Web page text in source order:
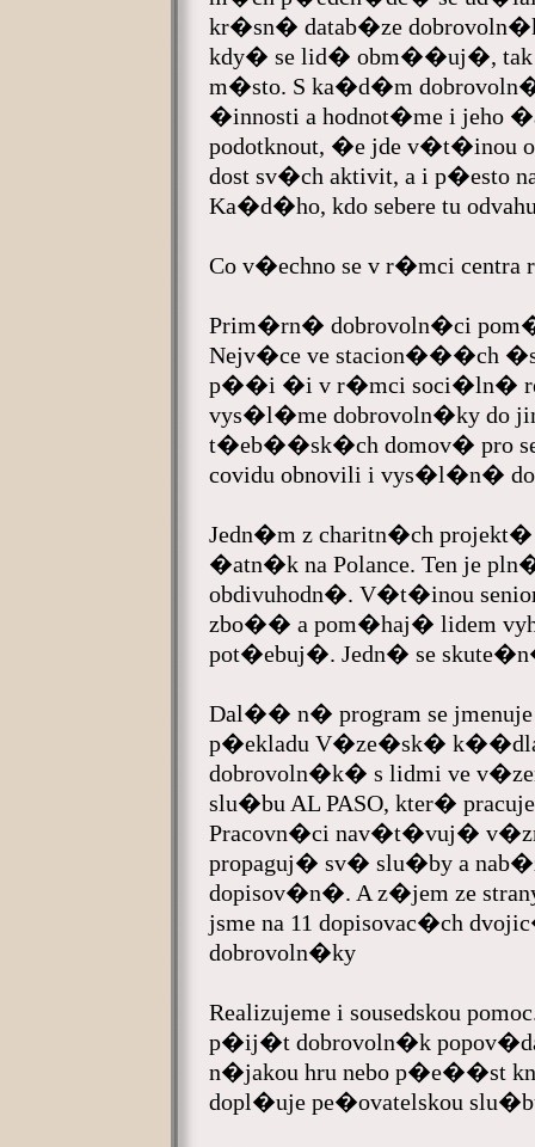
kr�sn� datab�ze
kdy� se lid� obm��uj�, tak
m�sto. S ka�d�m
�innosti a hodnot�me i jeho
podotknout, �e jde
dost sv�ch aktivit, a i p�esto
Ka�d�ho, kdo sebere tu
Co v�echno se v r�mci centra
Prim�rn� dobrovoln�ci
Nejv�ce ve stacion���ch
p��i �i v r�mci soci�ln�
vys�l�me dobrovoln�ky do
t�eb��sk�ch domov� pro
covidu obnovili i vys�l�n� do
Jedn�m z charitn�ch
�atn�k na Polance. Ten je
obdivuhodn�. V�t�inou
zbo�� a pom�haj� lidem
pot�ebuj�. Jedn� se
Dal�� n� program se jmenuje
p�ekladu V�ze�sk�
dobrovoln�k� s lidmi ve
slu�bu AL PASO, kter�
Pracovn�ci nav�t�vuj�
propaguj� sv� slu�by a
dopisov�n�. A z�jem ze
jsme na 11 dopisovac�ch
dobrovoln�ky
Realizujeme i sousedskou
p�ij�t dobrovoln�k
n�jakou hru nebo p�e��st
dopl�uje pe�ovatelskou